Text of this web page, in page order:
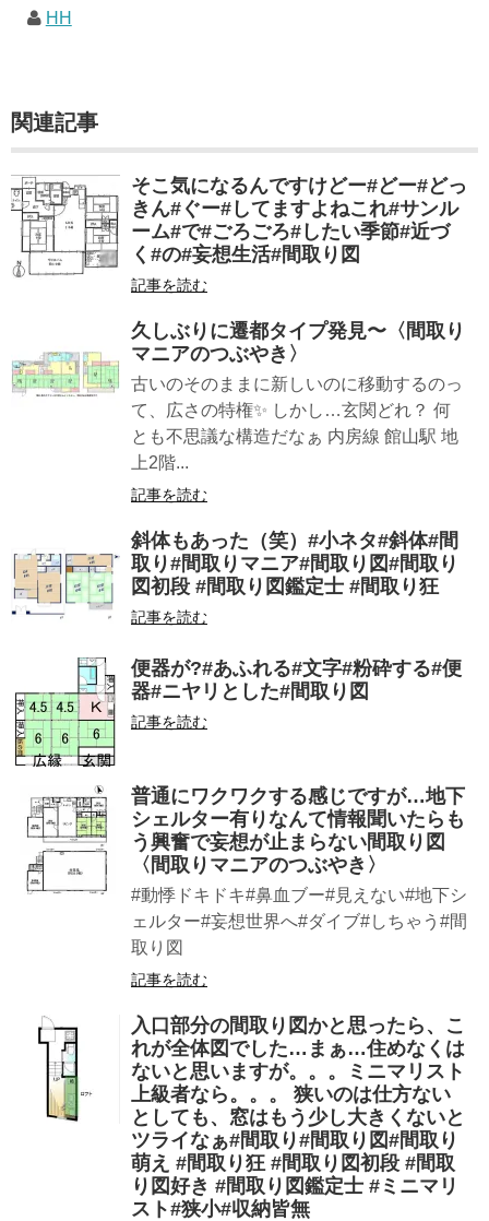
HH
関連記事
そこ気になるんですけどー#どー#どっ
きん#ぐー#してますよねこれ#サンル
ーム#で#ごろごろ#したい季節#近づ
く#の#妄想生活#間取り図
記事を読む
久しぶりに遷都タイプ発見〜〈間取り
マニアのつぶやき〉
古いのそのままに新しいのに移動するのっ
て、広さの特権✨ しかし…玄関どれ？ 何
とも不思議な構造だなぁ 内房線 館山駅 地
上2階...
記事を読む
斜体もあった（笑）#小ネタ#斜体#間
取り#間取りマニア#間取り図#間取り
図初段 #間取り図鑑定士 #間取り狂
記事を読む
便器が?#あふれる#文字#粉砕する#便
器#ニヤリとした#間取り図
記事を読む
普通にワクワクする感じですが…地下
シェルター有りなんて情報聞いたらも
う興奮で妄想が止まらない間取り図
〈間取りマニアのつぶやき〉
#動悸ドキドキ#鼻血ブー#見えない#地下シ
ェルター#妄想世界へ#ダイブ#しちゃう#間
取り図
記事を読む
入口部分の間取り図かと思ったら、こ
れが全体図でした…まぁ…住めなくは
ないと思いますが。。。ミニマリスト
上級者なら。。。 狭いのは仕方ない
としても、窓はもう少し大きくないと
ツライなぁ#間取り#間取り図#間取り
萌え #間取り狂 #間取り図初段 #間取
り図好き #間取り図鑑定士 #ミニマリ
スト#狭小#収納皆無